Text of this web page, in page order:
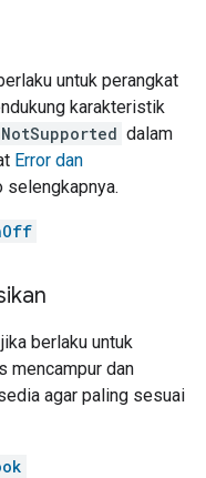
untuk perangkat
karakteristik
dalam
Error dan
selengkapnya.
berlaku untuk
mencampur dan
agar paling sesuai